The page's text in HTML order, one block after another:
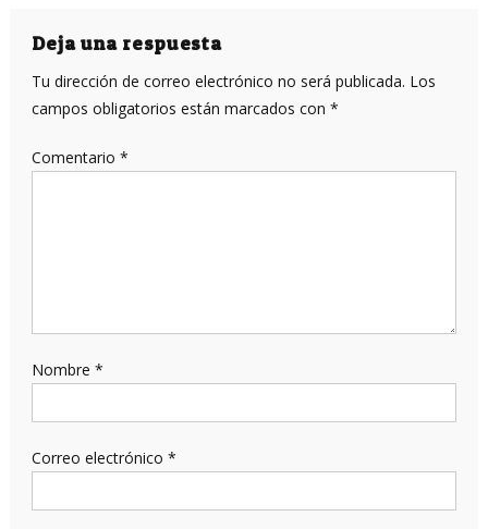
entradas
Deja una respuesta
Tu dirección de correo electrónico no será publicada. Los
campos obligatorios están marcados con *
Comentario *
Nombre *
Correo electrónico *